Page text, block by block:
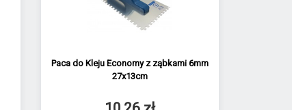
Paca do Kleju Economy z ząbkami 6mm
27x13cm